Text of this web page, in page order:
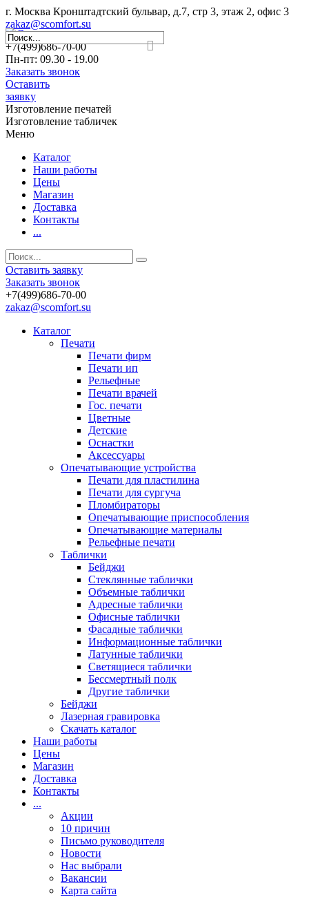
г. Москва Кронштадтский бульвар, д.7, стр 3, этаж 2, офис 3
zakaz@scomfort.su
+7(499)686-70-00
Пн-пт: 09.30 - 19.00
Заказать звонок
Оставить
заявку
Изготовление печатей
Изготовление табличек
Меню
Каталог
Наши работы
Цены
Магазин
Доставка
Контакты
...
Оставить заявку
Заказать звонок
+7(499)686-70-00
zakaz@scomfort.su
Каталог
Печати
Печати фирм
Печати ип
Рельефные
Печати врачей
Гос. печати
Цветные
Детские
Оснастки
Аксессуары
Опечатывающие устройства
Печати для пластилина
Печати для сургуча
Пломбираторы
Опечатывающие приспособления
Опечатывающие материалы
Рельефные печати
Таблички
Бейджи
Стеклянные таблички
Объемные таблички
Адресные таблички
Офисные таблички
Фасадные таблички
Информационные таблички
Латунные таблички
Светящиеся таблички
Бессмертный полк
Другие таблички
Бейджи
Лазерная гравировка
Скачать каталог
Наши работы
Цены
Магазин
Доставка
Контакты
...
Акции
10 причин
Письмо руководителя
Новости
Нас выбрали
Вакансии
Карта сайта